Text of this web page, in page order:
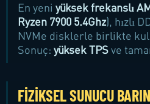
En yeni yüksek frekanslı
Ryzen 7900 5.4Ghz), hızlı
NVMe disklerle birlikte
Sonuç: yüksek TPSve
FIZIKSEL SUNUCU